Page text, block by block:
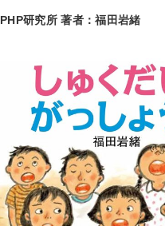
PHP研究所 著者：福田岩緒